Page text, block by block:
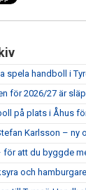
spela handboll i
för 2026/27 är
på plats i Åhus
Karlsson – ny
för att du byggde
och